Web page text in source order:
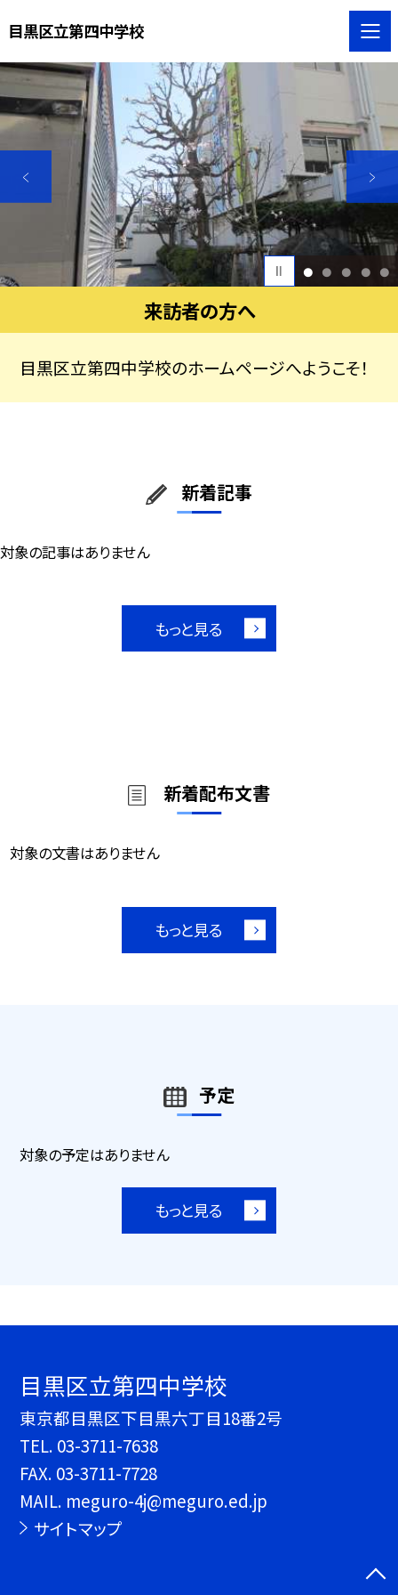
目黒区立第四中学校
1 2 3 4 5
来訪者の方へ
目黒区立第四中学校のホームページへようこそ！
新着記事
対象の記事はありません
もっと見る
新着配布文書
対象の文書はありません
もっと見る
予定
対象の予定はありません
もっと見る
目黒区立第四中学校
東京都目黒区下目黒六丁目18番2号
TEL. 03-3711-7638
FAX. 03-3711-7728
MAIL. meguro-4j@meguro.ed.jp
サイトマップ